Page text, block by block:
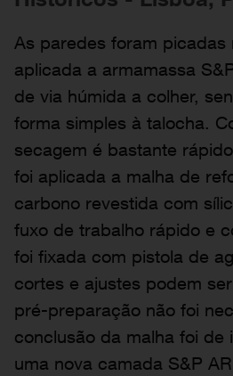
As paredes foram picadas
aplicada a armamassa
de via húmida a colher,
forma simples à talocha.
secagem é bastante
foi aplicada a malha de
carbono revestida com
fuxo de trabalho rápido e
foi fixada com pistola de
cortes e ajustes podem
pré-preparação não foi
conclusão da malha foi de
uma nova camada S&P